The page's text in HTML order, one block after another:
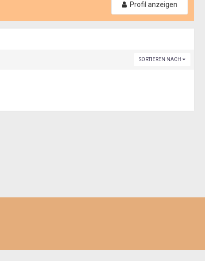
Profil anzeigen
SORTIEREN NACH